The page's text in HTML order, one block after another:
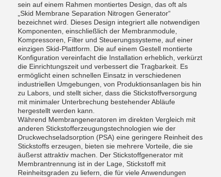
sein auf einem Rahmen montiertes Design, das oft als
„Skid Membrane Separation Nitrogen Generator“
bezeichnet wird. Dieses Design integriert alle notwendigen
Komponenten, einschließlich der Membranmodule,
Kompressoren, Filter und Steuerungssysteme, auf einer
einzigen Skid-Plattform. Die auf einem Gestell montierte
Konfiguration vereinfacht die Installation erheblich, verkürzt
die Einrichtungszeit und verbessert die Tragbarkeit. Es
ermöglicht einen schnellen Einsatz in verschiedenen
industriellen Umgebungen, von Produktionsanlagen bis hin
zu Labors, und stellt sicher, dass die Stickstoffversorgung
mit minimaler Unterbrechung bestehender Abläufe
hergestellt werden kann.
Während Membrangeneratoren im direkten Vergleich mit
anderen Stickstofferzeugungstechnologien wie der
Druckwechseladsorption (PSA) eine geringere Reinheit des
Stickstoffs erzeugen, bieten sie mehrere Vorteile, die sie
äußerst attraktiv machen. Der Stickstoffgenerator mit
Membrantrennung ist in der Lage, Stickstoff mit
Reinheitsgraden zu liefern, die für viele Anwendungen